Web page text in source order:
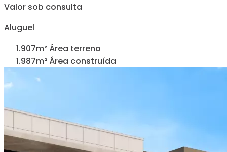
Valor sob consulta
Aluguel
1.907m² Área terreno
1.987m² Área construída